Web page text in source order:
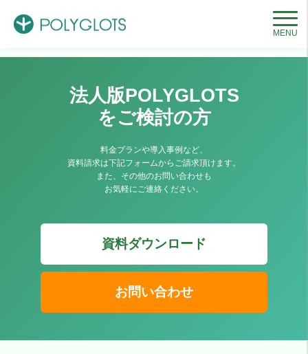
MENU
HOME 教育機関向け導入事例
法人版POLYGLOTS
をご検討の方
料金プランや導入事例など、
資料請求は下記フォームからご請求頂けます。
また、その他のお問い合わせも
お気軽にご連絡ください。
資料ダウンロード
お問い合わせ